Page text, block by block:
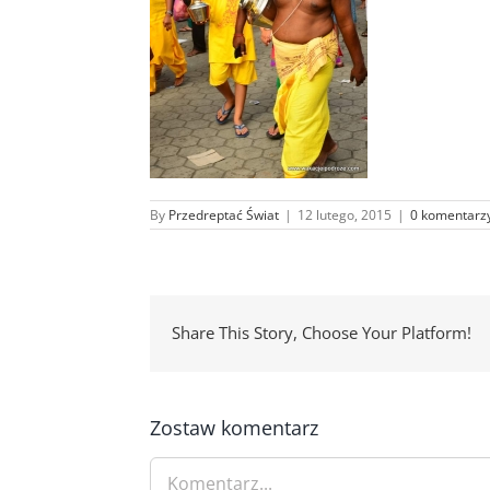
By Przedreptać Świat | 12 lutego, 2015 | 0
Share This Story, Choose Your Platform!
Zostaw komentarz
Comment